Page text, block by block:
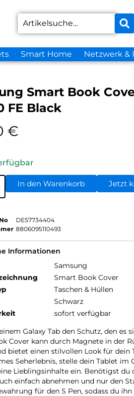
Smart Home Netzwerk &
Smart Book
FE Black
€
In den Warenkorb Jetzt
DE57734404
8806095110493
Informationen
Samsung
Smart Book Cover
Taschen & Hüllen
Schwarz
sofort verfügbar
Galaxy Tab den Schutz, den es
Cover kann durch Magnete in der
bietet einen stilvollen Look für dein
Seherlebnis, stelle dein Tablet
Lieblingsinhalte ein. Benötigst
einfach abnehmen und nur den
für den S Pen, sodass du